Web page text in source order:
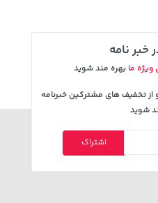
5,630,000 تومان
نامه
ما بهره مند شوید
از تخفیف های مشترکین خبرنامه
شوید
اشتراک